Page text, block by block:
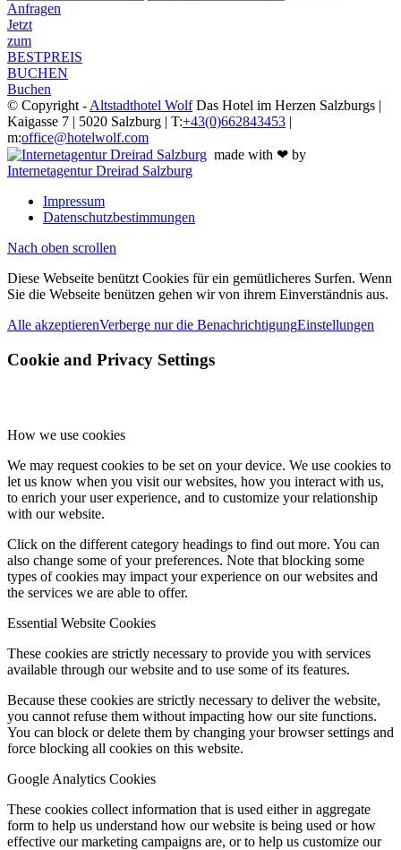
Anfragen
Jetzt
zum
BESTPREIS
BUCHEN
Buchen
© Copyright - Altstadthotel WolfDas Hotel im Herzen Salzburgs |
Kaigasse 7 | 5020 Salzburg | T:+43(0)662843453 |
m:office@hotelwolf.com
made with ❤ by
Internetagentur Dreirad Salzburg
Impressum
Datenschutzbestimmungen
Nach oben scrollen
Diese Webseite benützt Cookies für ein gemütlicheres Surfen. Wenn
Sie die Webseite benützen gehen wir von ihrem Einverständnis aus.
Alle akzeptierenVerberge nur die BenachrichtigungEinstellungen
Cookie and Privacy Settings
How we use cookies
We may request cookies to be set on your device. We use cookies to
let us know when you visit our websites, how you interact with us,
to enrich your user experience, and to customize your relationship
with our website.
Click on the different category headings to find out more. You can
also change some of your preferences. Note that blocking some
types of cookies may impact your experience on our websites and
the services we are able to offer.
Essential Website Cookies
These cookies are strictly necessary to provide you with services
available through our website and to use some of its features.
Because these cookies are strictly necessary to deliver the website,
you cannot refuse them without impacting how our site functions.
You can block or delete them by changing your browser settings and
force blocking all cookies on this website.
Google Analytics Cookies
These cookies collect information that is used either in aggregate
form to help us understand how our website is being used or how
effective our marketing campaigns are, or to help us customize our